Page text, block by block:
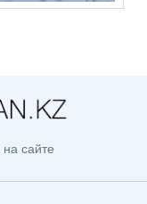
сайте